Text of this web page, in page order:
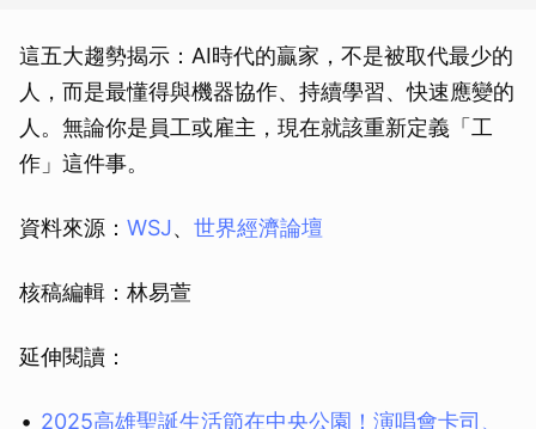
這五大趨勢揭示：AI時代的贏家，不是被取代最少的
人，而是最懂得與機器協作、持續學習、快速應變的
人。無論你是員工或雇主，現在就該重新定義「工
作」這件事。
資料來源： WSJ、 世界經濟論壇
核稿編輯：林易萱
延伸閱讀：
2025高雄聖誕生活節在中央公園！演唱會卡司、